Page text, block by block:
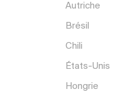
Autriche
Brésil
Chili
États-Unis
Hongrie